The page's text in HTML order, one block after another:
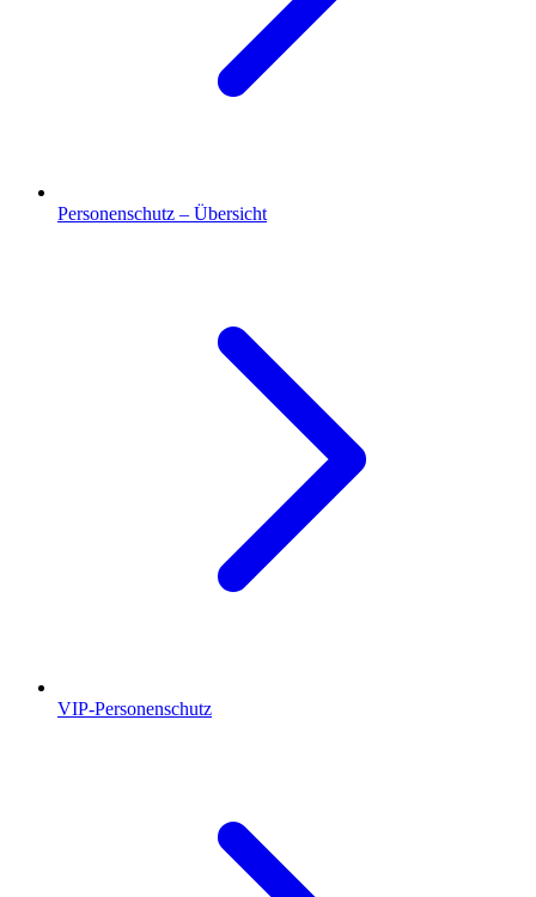
Personenschutz – Übersicht
VIP-Personenschutz